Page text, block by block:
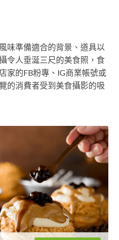
味準備適合的背景、道具以
令人垂涎三尺的美食照，食
家的FB粉專、IG商業帳號或
的消費者受到美食攝影的吸